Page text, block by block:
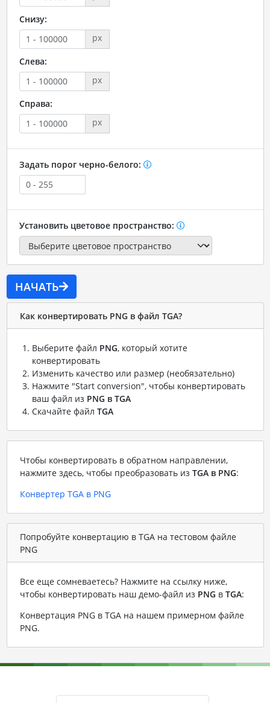
Снизу:
px
Слева:
px
Справа:
px
Задать порог черно-белого:
Установить цветовое пространство:
НАЧАТЬ
Как конвертировать PNG в файл TGA?
Выберите файл PNG, который хотите
конвертировать
Изменить качество или размер (необязательно)
Нажмите "Start conversion", чтобы конвертировать
ваш файл из PNG в TGA
Скачайте файл TGA
Чтобы конвертировать в обратном направлении,
нажмите здесь, чтобы преобразовать из TGA в PNG:
Конвертер TGA в PNG
Попробуйте конвертацию в TGA на тестовом файле
PNG
Все еще сомневаетесь? Нажмите на ссылку ниже,
чтобы конвертировать наш демо-файл из PNG в TGA:
Конвертация PNG в TGA на нашем примерном файле
PNG.